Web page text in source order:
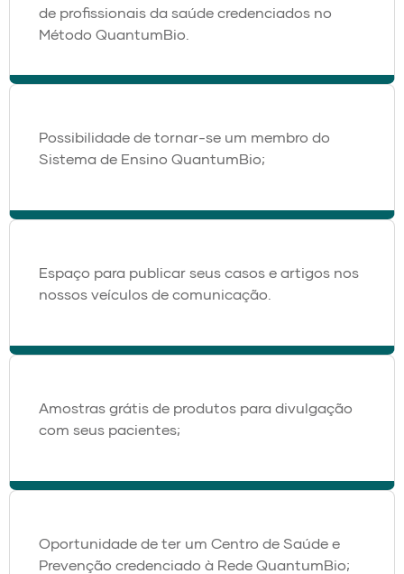
de profissionais da saúde credenciados no
Método QuantumBio.
Possibilidade de tornar-se um membro do
Sistema de Ensino QuantumBio;
Espaço para publicar seus casos e artigos nos
nossos veículos de comunicação.
Amostras grátis de produtos para divulgação
com seus pacientes;
Oportunidade de ter um Centro de Saúde e
Prevenção credenciado à Rede QuantumBio;